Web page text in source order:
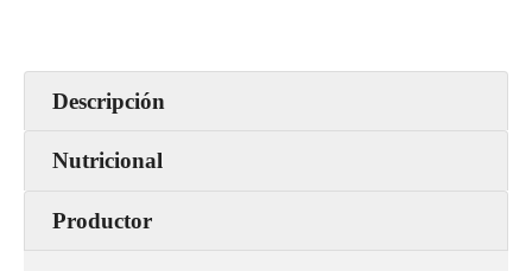
Descripción
Nutricional
Productor